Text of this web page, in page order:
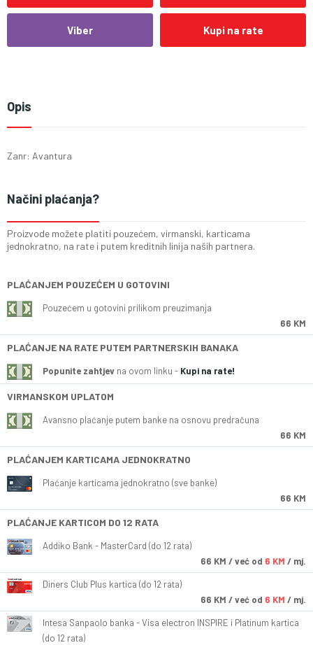
Viber Kupi na rate
Opis
Zanr: Avantura
Načini plaćanja?
Proizvode možete platiti pouzećem, virmanski, karticama
jednokratno, na rate i putem kreditnih linija naših partnera.
PLAĆANJEM POUZEĆEM U GOTOVINI
Pouzećem u gotovini prilikom preuzimanja
66 KM
PLAĆANJE NA RATE PUTEM PARTNERSKIH BANAKA
Popunite zahtjev na ovom linku - Kupi na rate!
VIRMANSKOM UPLATOM
Avansno plaćanje putem banke na osnovu predračuna
66 KM
PLAĆANJEM KARTICAMA JEDNOKRATNO
Plaćanje karticama jednokratno (sve banke)
66 KM
PLAĆANJE KARTICOM DO 12 RATA
Addiko Bank - MasterCard (do 12 rata)
66 KM / već od 6 KM / mj.
Diners Club Plus kartica (do 12 rata)
66 KM / već od 6 KM / mj.
Intesa Sanpaolo banka - Visa electron INSPIRE i Platinum kartica
(do 12 rata)